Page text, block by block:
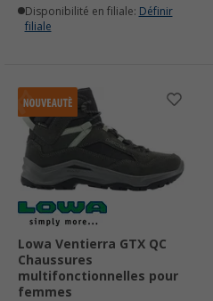
Disponibilité en filiale: Définir
filiale
Lowa Ventierra GTX QC
Chaussures
multifonctionnelles pour
femmes